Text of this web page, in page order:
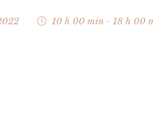
10 h 00 min - 18 h 00